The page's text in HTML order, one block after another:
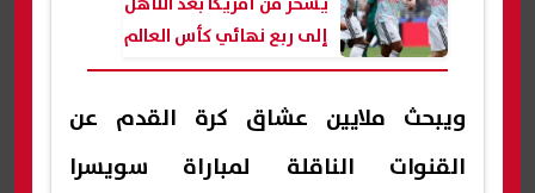
إلى ربع نهائي كأس العالم
2026
ويبحث ملايين عشاق كرة القدم عن
القنوات الناقلة لمباراة سويسرا